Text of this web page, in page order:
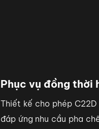
Phục vụ đồng thời
Thiết kế cho phép
đáp ứng nhu cầu pha